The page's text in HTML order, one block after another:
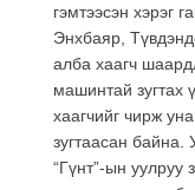
гэмтээсэн хэрэг
Энхбаяр,
алба хаагч
машинтай зугтах
хаагчийг чирж
зугтаасан байна.
“Гүнт”-ын уулруу